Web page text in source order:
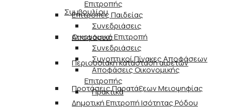
Συμβουλίου
Αποφάσεις
Περιουσιακή κατάσταση αιρετών
Προτάσεις Παρατάξεων Μειοψηφίας
Επιτροπής
Επιτροπές Παιδείας
Συνεδριάσεις
Οικονομική Επιτροπή
Συνεδριάσεις
Συνοπτικοί Πίνακες Αποφάσεων
Αποφάσεις Οικονομικής
Επιτροπής
Πρακτικά
Δημοτική Επιτροπή Ισότητας Ρόδου